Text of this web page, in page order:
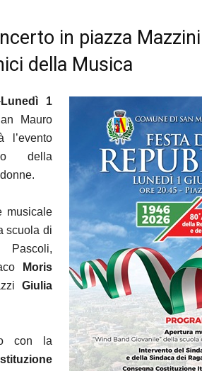
in piazza Mazzini
della Musica
Lunedì 1
Mauro
l’evento
della
musicale
scuola di
Moris
Giulia
con la